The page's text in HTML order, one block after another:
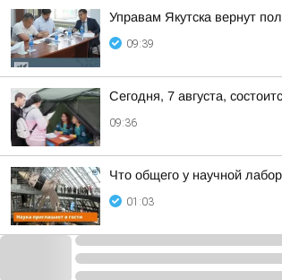
Управам Якутска вернут
09:39
Сегодня, 7 августа,
09:36
Что общего у научной
01:03